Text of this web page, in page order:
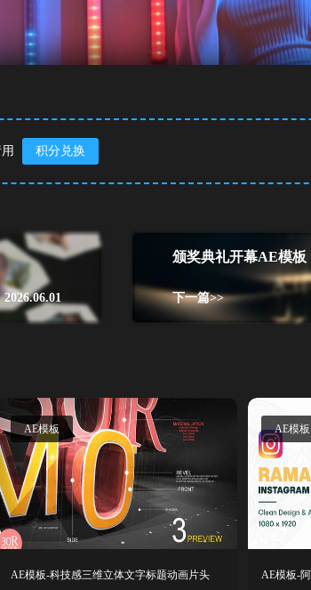
积分兑换
2026.06.01
颁奖典礼开幕AE模板
下一篇>>
AE模板
AE模板-科技感三维立体文字标题动画片头
AE模板